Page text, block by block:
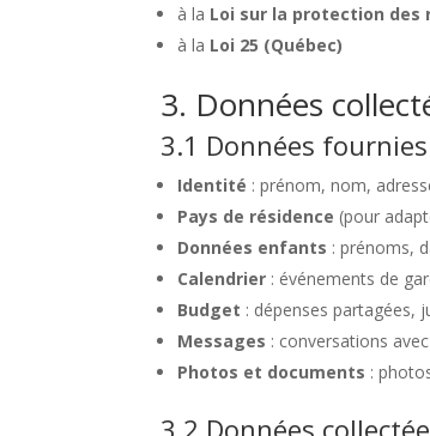
à la Loi sur la protection des
à la Loi 25 (Québec)
3. Données
3.1 Données
Identité : prénom, nom,
Pays de résidence (pour
Données enfants : prénoms,
Calendrier : événements de
Budget : dépenses partagées,
Messages : conversations
Photos et documents :
3.2 Données